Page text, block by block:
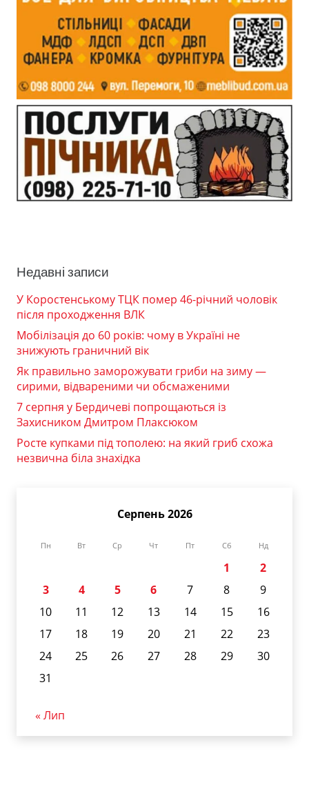
Недавні записи
У Коростенському ТЦК помер 46-річний чоловік
після проходження ВЛК
Мобілізація до 60 років: чому в Україні не
знижують граничний вік
Як правильно заморожувати гриби на зиму —
сирими, відвареними чи обсмаженими
7 серпня у Бердичеві попрощаються із
Захисником Дмитром Плаксюком
Росте купками під тополею: на який гриб схожа
незвична біла знахідка
Серпень 2026
Пн Вт Ср Чт Пт Сб Нд
1
2
3
4 5 6 7 8
9
10
11 12 13 14 15
16
17
18 19 20 21 22
23
24
25 26 27 28 29
30
31
« Лип